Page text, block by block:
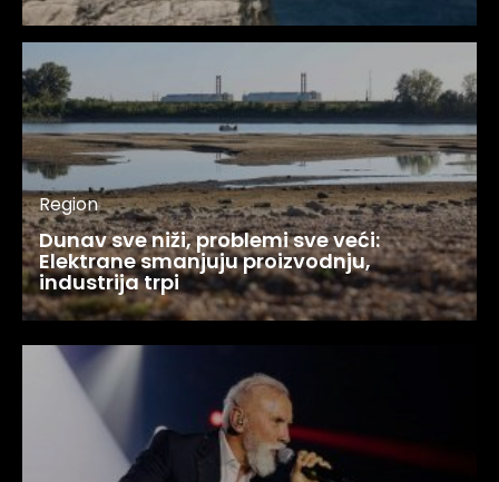
Region
Dunav sve niži, problemi sve veći:
Elektrane smanjuju proizvodnju,
industrija trpi